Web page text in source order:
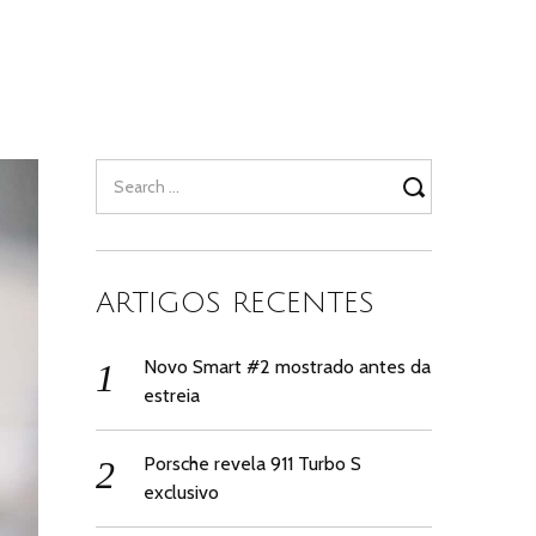
for:
ARTIGOS RECENTES
Novo Smart #2 mostrado antes da
estreia
Porsche revela 911 Turbo S
exclusivo